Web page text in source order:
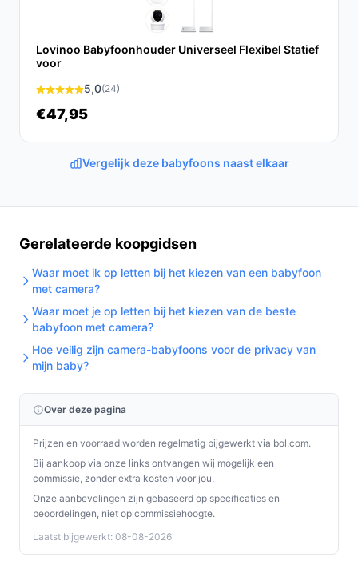
jaren, afhankelijk van het gebruik.
Is dit geschikt voor alle babyfoons?
met een schroefdraadaansluiting. Controleer jouw
babyfoon voordat je de houder aanschaft.
houders?
flexibele kijkhoek en is hij speciaal ontworpen voor
babyfoons met een schroefdraadaansluiting.
Conclusie
Met de Bimivo Babyfoonhouder maak je het leven als
je handen vrij te hebben terwijl je jouw baby in de gaten
ouder.
bestebabyfoonmetcamera.nl. Kies bewust wat perfect
past bij jouw behoeften!
Lovinoo Babyfoonhouder Universeel Flexibel Statief
voor
5,0(24)
€47,95
Vergelijk deze babyfoons naast elkaar
Gerelateerde koopgidsen
Waar moet ik op letten bij het kiezen van een babyfoon
met camera?
Waar moet je op letten bij het kiezen van de beste
babyfoon met camera?
Hoe veilig zijn camera-babyfoons voor de privacy van
mijn baby?
Over deze pagina
Prijzen en voorraad worden regelmatig bijgewerkt via bol.com.
Bij aankoop via onze links ontvangen wij mogelijk een
commissie, zonder extra kosten voor jou.
Onze aanbevelingen zijn gebaseerd op specificaties en
beoordelingen, niet op commissiehoogte.
Laatst bijgewerkt: 08-08-2026